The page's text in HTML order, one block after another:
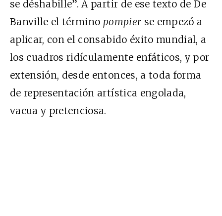
se déshabille”. A partir de ese texto de De
Banville el término pompier se empezó a
aplicar, con el consabido éxito mundial, a
los cuadros ridículamente enfáticos, y por
extensión, desde entonces, a toda forma
de representación artística engolada,
vacua y pretenciosa.